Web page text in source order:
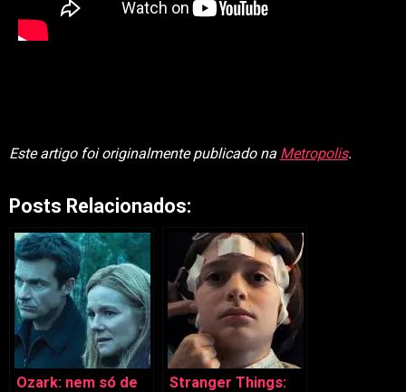
Este artigo foi originalmente publicado na Metropolis.
Posts Relacionados:
Ozark: nem só de
Stranger Things: